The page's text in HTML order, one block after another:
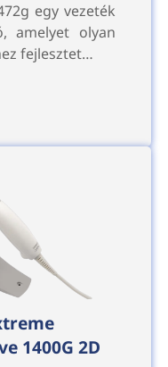
egy vezeték
amelyet olyan
fejlesztet…
1400G 2D